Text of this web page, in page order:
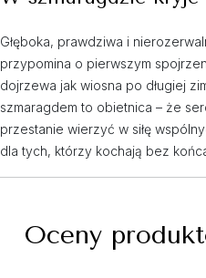
Głęboka, prawdziwa i
przypomina o pierwszym
dojrzewa jak wiosna po długiej
szmaragdem to obietnica – że
przestanie wierzyć w siłę
dla tych, którzy kochają bez
Oceny